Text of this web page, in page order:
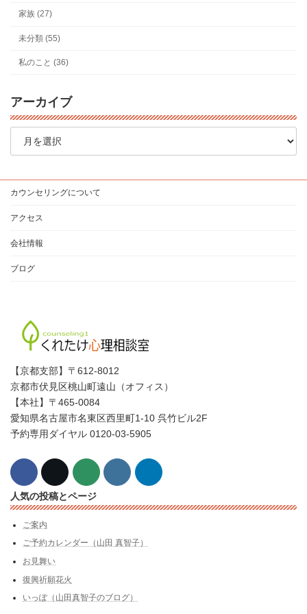
家族 (27)
未分類 (55)
私のこと (36)
アーカイブ
ア
カウンセリングについて
アクセス
会社情報
ブログ
【京都支部】〒612-8012
京都市伏見区桃山町遠山（オフィス）
【本社】〒465-0084
愛知県名古屋市名東区西里町1-10 呉竹ビル2F
予約専用ダイヤル 0120-03-5905
人気の投稿とページ
ご案内
ご予約カレンダー（山田 真智子）
お見舞い
復興祈願花火
いっぽ（山田真智子のブログ）